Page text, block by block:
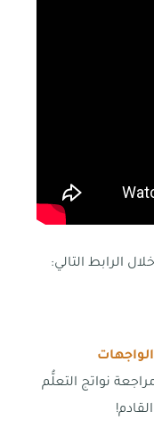
الرابط التالي:
الواجهات
نواتج التعلُّم